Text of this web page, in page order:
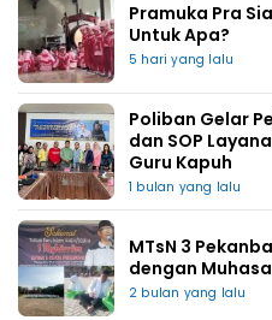
Pramuka Pra
Untuk Apa?
5 hari yang lalu
Poliban Gelar
dan SOP
Guru Kapuh
1 bulan yang lalu
MTsN 3
dengan
2 bulan yang lalu